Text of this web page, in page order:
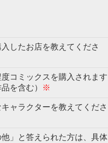
したお店を教えてくださ
度コミックスを購入されます
を含む）
※
ャラクターを教えてくださ
他」と答えられた方は、具体